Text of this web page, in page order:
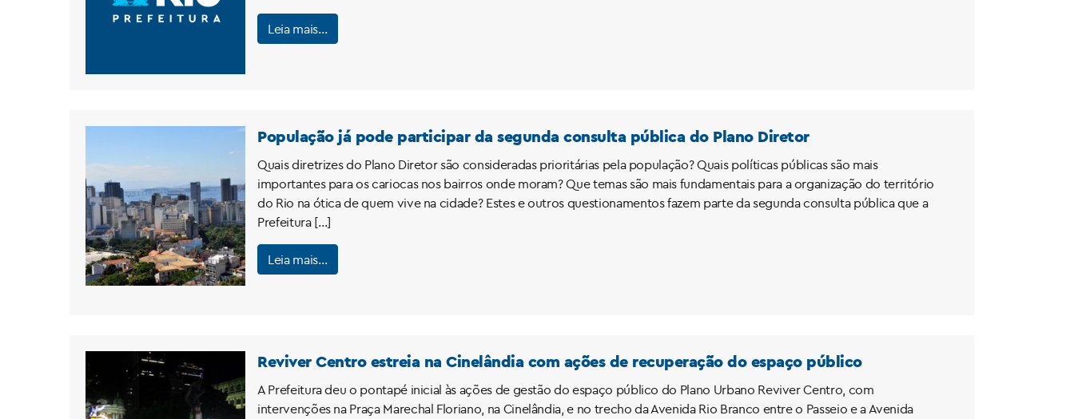
Leia mais…
População já pode participar da segunda consulta pública do Plano Diretor
Quais diretrizes do Plano Diretor são consideradas prioritárias pela população? Quais políticas públicas são mais
importantes para os cariocas nos bairros onde moram? Que temas são mais fundamentais para a organização do território
do Rio na ótica de quem vive na cidade? Estes e outros questionamentos fazem parte da segunda consulta pública que a
Prefeitura […]
Leia mais…
Reviver Centro estreia na Cinelândia com ações de recuperação do espaço público
A Prefeitura deu o pontapé inicial às ações de gestão do espaço público do Plano Urbano Reviver Centro, com
intervenções na Praça Marechal Floriano, na Cinelândia, e no trecho da Avenida Rio Branco entre o Passeio e a Avenida